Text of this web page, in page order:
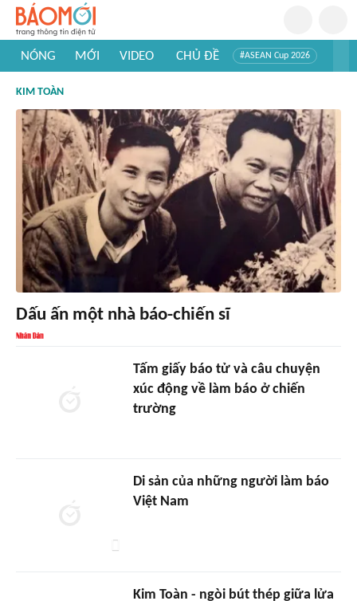
NÓNG MỚI VIDEO CHỦ ĐỀ #ASEAN Cup 2026
#Khám phá Việt Nam
KIM TOÀN
Dấu ấn một nhà báo-chiến sĩ
Tấm giấy báo tử và câu chuyện
xúc động về làm báo ở chiến
trường
Di sản của những người làm báo
Việt Nam
Kim Toàn - ngòi bút thép giữa lửa